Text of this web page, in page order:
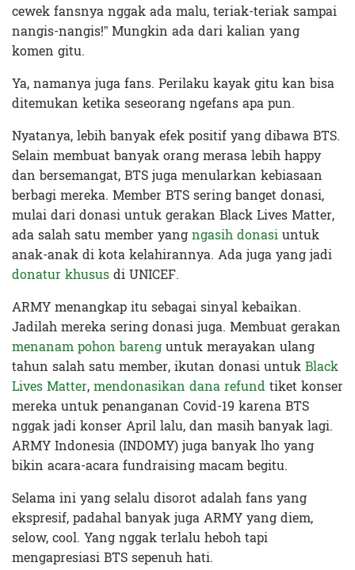
cewek fansnya nggak ada malu, teriak-teriak sampai
nangis-nangis!” Mungkin ada dari kalian yang
komen gitu.
Ya, namanya juga fans. Perilaku kayak gitu kan bisa
ditemukan ketika seseorang ngefans apa pun.
Nyatanya, lebih banyak efek positif yang dibawa BTS.
Selain membuat banyak orang merasa lebih happy
dan bersemangat, BTS juga menularkan kebiasaan
berbagi mereka. Member BTS sering banget donasi,
mulai dari donasi untuk gerakan Black Lives Matter,
ada salah satu member yangngasih donasiuntuk
anak-anak di kota kelahirannya. Ada juga yang jadi
donatur khususdi UNICEF.
ARMY menangkap itu sebagai sinyal kebaikan.
Jadilah mereka sering donasi juga. Membuat gerakan
menanam pohon barenguntuk merayakan ulang
tahun salah satu member, ikutan donasi untukBlack
Lives Matter,mendonasikan dana refund tiket konser
mereka untuk penanganan Covid-19 karena BTS
nggak jadi konser April lalu, dan masih banyak lagi.
ARMY Indonesia (INDOMY) juga banyak lho yang
bikin acara-acara fundraising macam begitu.
Selama ini yang selalu disorot adalah fans yang
ekspresif, padahal banyak juga ARMY yang diem,
selow, cool. Yang nggak terlalu heboh tapi
mengapresiasi BTS sepenuh hati.